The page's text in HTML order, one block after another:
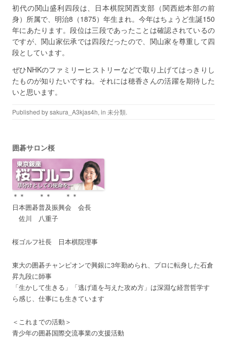
初代の関山盛利四段は、日本棋院関西支部（関西総本部の前
身）所属で、明治8（1875）年生まれ。今年はちょうど生誕150
年にあたります。段位は三段であったことは確認されているの
ですが、関山家伝承では四段だったので、関山家を尊重して四
段としています。
ぜひNHKのファミリーヒストリーなどで取り上げてはっきりし
たものが知りたいですね。それには穂香さんの活躍を期待した
いと思います。
Published bysakura_A3kjas4h, in 未分類.
囲碁サロン桜
＊＊ ＊＊ ＊＊
日本囲碁普及振興会 会長
佐川 八重子
桜ゴルフ社長 日本棋院理事
東大の囲碁チャンピオンで興銀に3年勤められ、プロに転身した石倉
昇九段に師事
「生かして生きる」「逃げ道を与えた攻め方」は深淵な経営哲学す
ら感じ、仕事にも生きています
＜これまでの活動＞
青少年の囲碁国際交流事業の支援活動